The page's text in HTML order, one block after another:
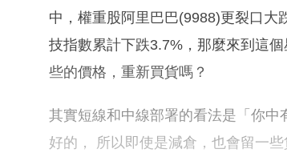
中，權重股阿里巴巴(9988)更裂口大
技指數累計下跌3.7%，那麼來到這
些的價格，重新買貨嗎？
其實短線和中線部署的看法是「你
好的， 所以即使是減倉，也會留一